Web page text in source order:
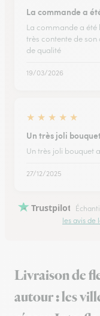
La commande a
La commande a
très contente de
de qualité
19/03/2026
★ ★ ★ ★ ★
Un très joli
Un très joli bouquet
27/12/2025
Trustpilot
les avis de
Livraison de
autour : les